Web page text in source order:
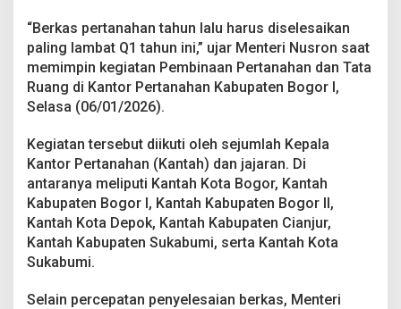
e
r
i
N
u
s
n
M
i
n
a
J
a
“Berkas pertanahan tahun lalu harus diselesaikan
paling lambat Q1 tahun ini,” ujar Menteri Nusron saat
memimpin kegiatan Pembinaan Pertanahan dan Tata
Ruang di Kantor Pertanahan Kabupaten Bogor I,
Selasa (06/01/2026).
Kegiatan tersebut diikuti oleh sejumlah Kepala
Kantor Pertanahan (Kantah) dan jajaran. Di
antaranya meliputi Kantah Kota Bogor, Kantah
Kabupaten Bogor I, Kantah Kabupaten Bogor II,
Kantah Kota Depok, Kantah Kabupaten Cianjur,
Kantah Kabupaten Sukabumi, serta Kantah Kota
Sukabumi.
Selain percepatan penyelesaian berkas, Menteri